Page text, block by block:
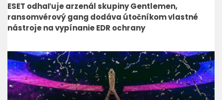
ESET odhaľuje arzenál skupiny Gentlemen,
ransomvérový gang dodáva útočníkom vlastné
nástroje na vypínanie EDR ochrany